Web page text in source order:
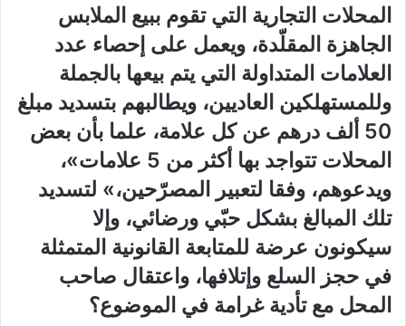
المحلات التجارية التي تقوم ببيع الملابس
الجاهزة المقلّدة، ويعمل على إحصاء عدد
العلامات المتداولة التي يتم بيعها بالجملة
وللمستهلكين العاديين، ويطالبهم بتسديد مبلغ
50 ألف درهم عن كل علامة، علما بأن بعض
المحلات تتواجد بها أكثر من 5 علامات»،
ويدعوهم، وفقا لتعبير المصرّحين،» لتسديد
تلك المبالغ بشكل حبّي ورضائي، وإلا
سيكونون عرضة للمتابعة القانونية المتمثلة
في حجز السلع وإتلافها، واعتقال صاحب
المحل مع تأدية غرامة في الموضوع؟